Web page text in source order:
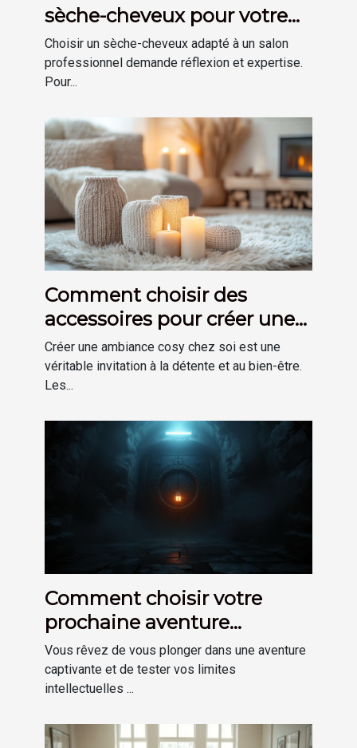
sèche-cheveux pour votre
salon ?
Choisir un sèche-cheveux adapté à un salon
professionnel demande réflexion et expertise.
Pour...
Comment choisir des
accessoires pour créer une
ambiance cosy chez soi
Créer une ambiance cosy chez soi est une
véritable invitation à la détente et au bien-être.
Les...
Comment choisir votre
prochaine aventure
d'escape game immersive
Vous rêvez de vous plonger dans une aventure
captivante et de tester vos limites
intellectuelles ...